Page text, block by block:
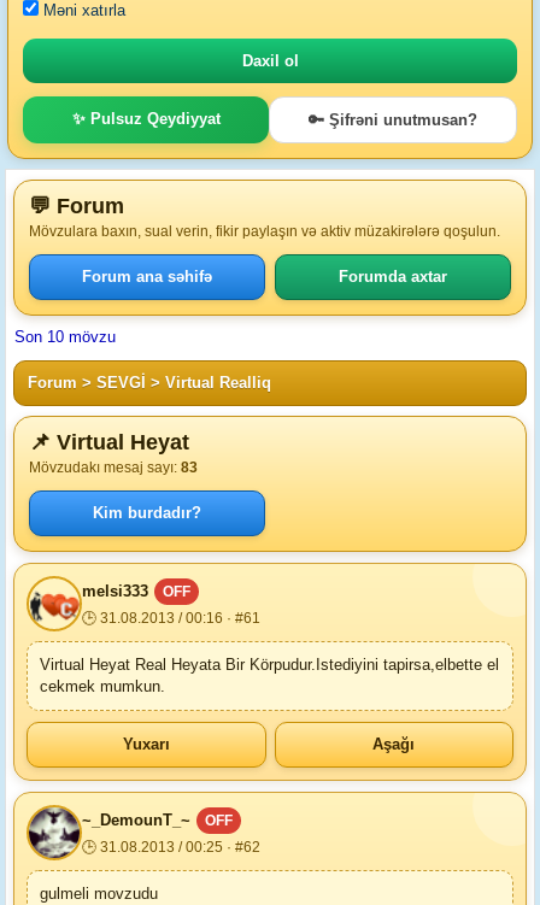
Məni xatırla
✨ Pulsuz Qeydiyyat 🔑 Şifrəni unutmusan?
💬 Forum
Mövzulara baxın, sual verin, fikir paylaşın və aktiv müzakirələrə qoşulun.
Forum ana səhifə Forumda axtar
Son 10 mövzu
Forum > SEVGİ > Virtual Realliq
📌 Virtual Heyat
Mövzudakı mesaj sayı: 83
Kim burdadır?
melsi333
OFF
🕒 31.08.2013 / 00:16 · #61
Virtual Heyat Real Heyata Bir Körpudur.Istediyini tapirsa,elbette el
cekmek mumkun.
Yuxarı Aşağı
~_DemounT_~
OFF
🕒 31.08.2013 / 00:25 · #62
gulmeli movzudu